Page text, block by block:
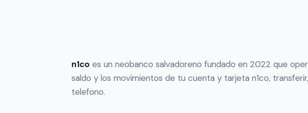
n1co es un neobanco salvadoreno fundado en 2022 que
saldo y los movimientos de tu cuenta y tarjeta n1co,
telefono.